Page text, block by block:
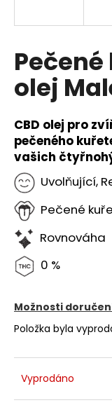
Pečené
olej
CBD olej pro
pečeného
vašich
Uvolňující,
Pečené kuře
Rovnováha
0 %
Možnosti
Položka byla
Vyprodáno
í
t
?
D
o
p
o
u
č
u
e
m